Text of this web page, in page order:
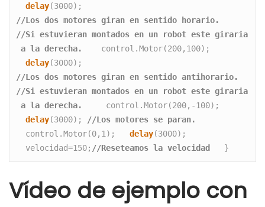
delay
//Los dos motores giran en sentido horario.
//Si estuvieran montados en un robot este giraria
a la derecha.
control.Motor(200,100);
delay
//Los dos motores giran en sentido antihorario.
//Si estuvieran montados en un robot este giraria
a la derecha.
control.Motor(200,-100);
delay(3000);
//Los motores se paran.
control.Motor(0,1); delay(3000);
velocidad=150; //Reseteamos la velocidad }
Vídeo de ejemplo con